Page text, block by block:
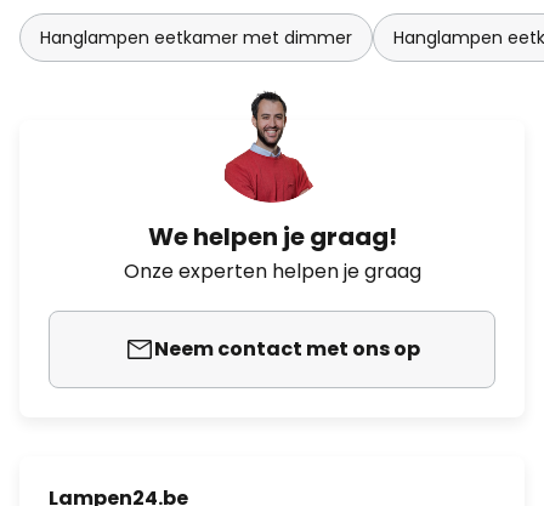
Hanglampen eetkamer met dimmer Hanglampen
We helpen je graag!
Onze experten helpen je graag
Neem contact met ons op
Lampen24.be